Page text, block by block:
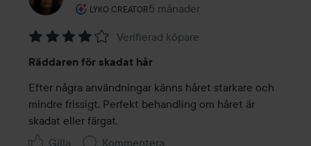
LYKO CREATOR
Användarens roll: Lyko Creator.
5 månader
Inlägget skapades 5 månader
4
av
5
Verifierad köpare
Räddaren för skadat hår
Efter några användningar känns håret starkare och
mindre frissigt. Perfekt behandling om håret är
skadat eller färgat.
Gilla
Kommentera